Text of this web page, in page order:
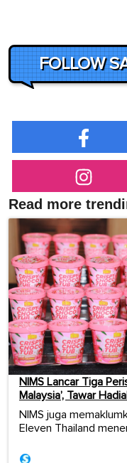
FOLLOW
Read more
NIMS Lancar Tiga
Malaysia’, Tawar
NIMS juga
Eleven Thailand